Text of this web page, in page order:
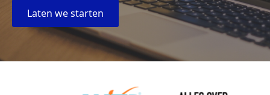
Laten we starten